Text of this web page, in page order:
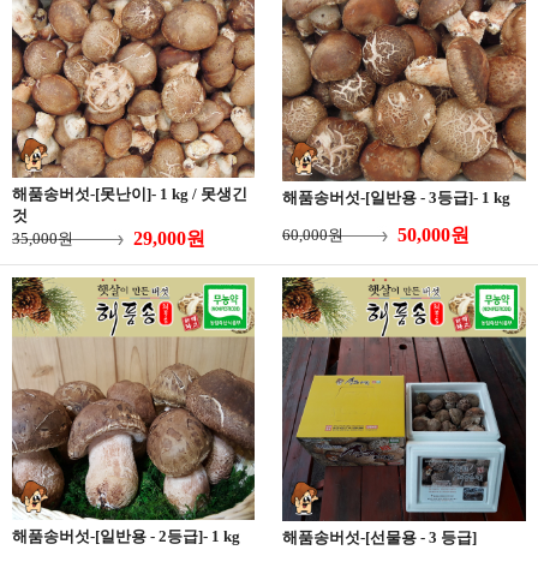
해품송버섯-[못난이]- 1 kg / 못생긴
것
35,000원
29,000원
해품송버섯-[일반용 - 3등급]- 1 kg
60,000원 50,000원
해품송버섯-[일반용 - 2등급]- 1 kg 해품송버섯-[선물용 - 3 등급]